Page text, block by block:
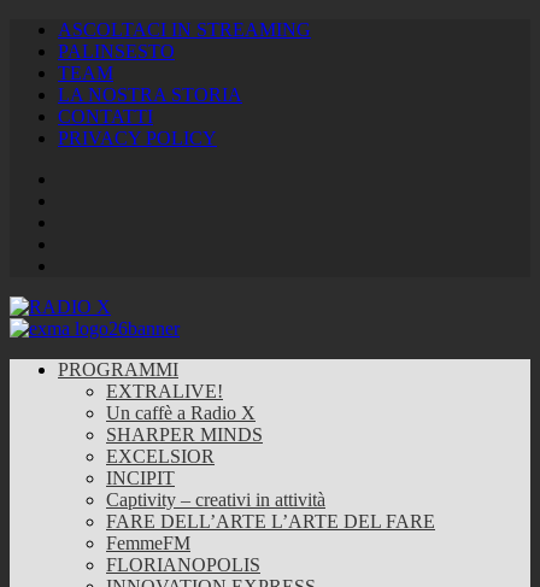
ASCOLTACI IN STREAMING
PALINSESTO
TEAM
LA NOSTRA STORIA
CONTATTI
PRIVACY POLICY
PROGRAMMI
EXTRALIVE!
Un caffè a Radio X
SHARPER MINDS
EXCELSIOR
INCIPIT
Captivity – creativi in attività
FARE DELL’ARTE L’ARTE DEL FARE
FemmeFM
FLORIANOPOLIS